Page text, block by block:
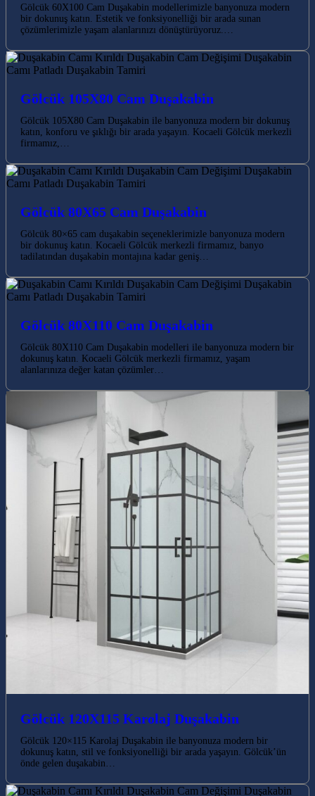
Gölcük 60X100 Cam Duşakabin modellerimizle banyonuza modern
bir dokunuş katın. Estetik ve fonksiyonelliği bir arada sunan
çözümlerimizle yaşam alanlarınızı dönüştürüyoruz.…
Gölcük 105X80 Cam Duşakabin
Gölcük 105X80 Cam Duşakabin ile banyonuza modern bir dokunuş
katın, konforu ve şıklığı bir arada yaşayın. Kocaeli Gölcük merkezli
firmamız,…
Gölcük 80X65 Cam Duşakabin
Gölcük 80×65 cam duşakabin seçeneklerimizle banyonuza modern
bir dokunuş katın. Kocaeli Gölcük merkezli firmamız, banyo
tadilatından duşakabin montajına kadar geniş…
Gölcük 80X110 Cam Duşakabin
Gölcük 80X110 Cam Duşakabin modelleri ile banyonuza modern bir
dokunuş katın. Kocaeli Gölcük merkezli firmamız, yaşam
alanlarınıza değer katan çözümler…
Gölcük 120X115 Karolaj Duşakabin
Gölcük 120×115 Karolaj Duşakabin ile banyonuza modern bir
dokunuş katın, stil ve fonksiyonelliği bir arada yaşayın. Gölcük’ün
önde gelen duşakabin…